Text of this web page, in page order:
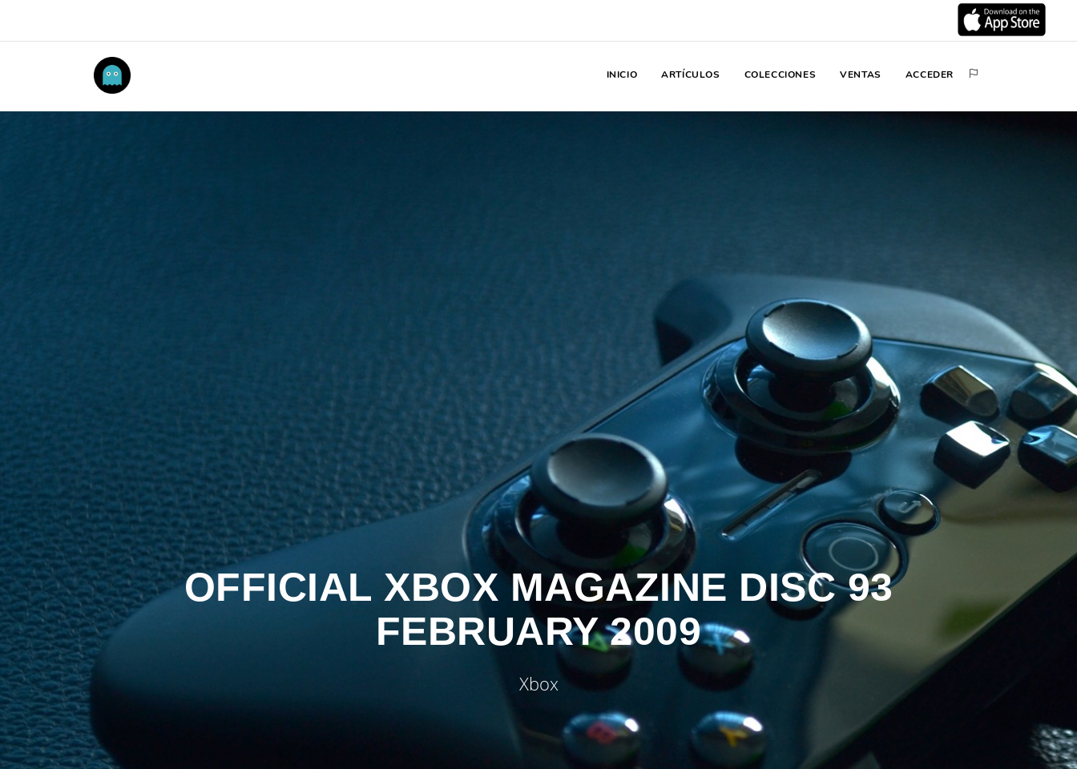
INICIO ARTÍCULOS COLECCIONES VENTAS ACCEDER
OFFICIAL XBOX MAGAZINE DISC 93
FEBRUARY 2009
Xbox